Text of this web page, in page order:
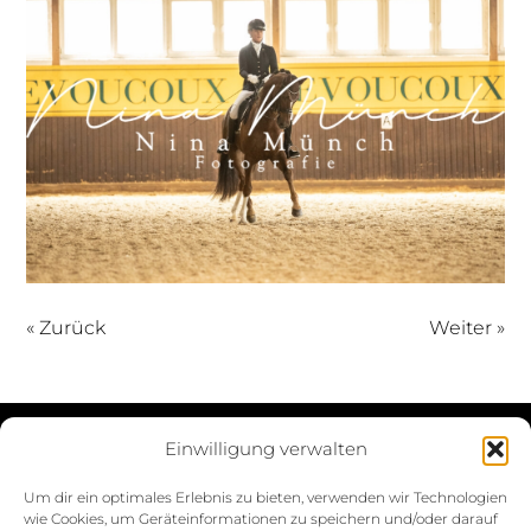
Einwilligung verwalten
Um dir ein optimales Erlebnis zu bieten, verwenden wir Technologien
wie Cookies, um Geräteinformationen zu speichern und/oder darauf
« Zurück Weiter »